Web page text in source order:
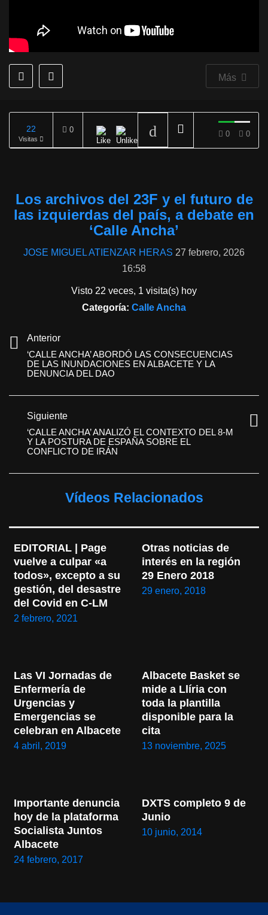
Más
22
Visitas
0 0 0
Los archivos del 23F y el futuro de
las izquierdas del país, a debate en
‘Calle Ancha’
JOSE MIGUEL ATIENZAR HERAS 27 febrero, 2026
16:58
Visto 22 veces, 1 visita(s) hoy
Categoría: Calle Ancha
Anterior
‘CALLE ANCHA’ ABORDÓ LAS CONSECUENCIAS
DE LAS INUNDACIONES EN ALBACETE Y LA
DENUNCIA DEL DAO
Siguiente
‘CALLE ANCHA’ ANALIZÓ EL CONTEXTO DEL 8-M
Y LA POSTURA DE ESPAÑA SOBRE EL
CONFLICTO DE IRÁN
Vídeos Relacionados
EDITORIAL | Page
vuelve a culpar «a
todos», excepto a su
gestión, del desastre
del Covid en C-LM
2 febrero, 2021
Otras noticias de
interés en la región
29 Enero 2018
29 enero, 2018
Las VI Jornadas de
Enfermería de
Urgencias y
Emergencias se
celebran en Albacete
4 abril, 2019
Albacete Basket se
mide a Llíria con
toda la plantilla
disponible para la
cita
13 noviembre, 2025
Importante denuncia
hoy de la plataforma
Socialista Juntos
Albacete
24 febrero, 2017
DXTS completo 9 de
Junio
10 junio, 2014